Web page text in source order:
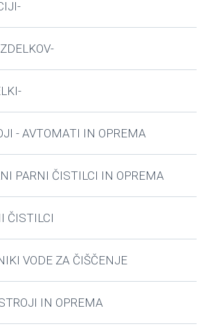
- AVTOMATI IN OPREMA
PARNI ČISTILCI IN OPREMA
ČISTILCI
VODE ZA ČIŠČENJE
IN OPREMA